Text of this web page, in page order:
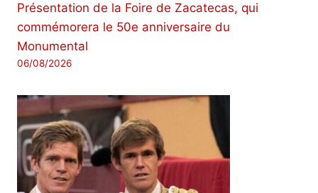
Présentation de la Foire de Zacatecas, qui
commémorera le 50e anniversaire du
Monumental
06/08/2026